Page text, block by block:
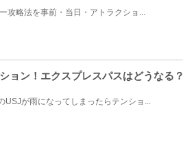
攻略法を事前・当日・アトラクショ...
ョン！エクスプレスパスはどうなる？
USJが雨になってしまったらテンショ...